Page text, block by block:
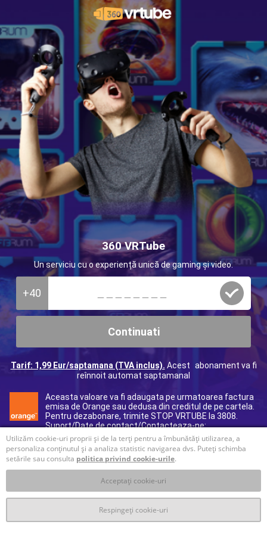
Utilizăm cookie-uri proprii și de la terți pentru a îmbunătăți utilizarea, a
personaliza conținutul și a analiza statistic navigarea dvs. Puteți schimba
setările sau consulta politica privind cookie-urile.
Acceptați cookie-uri
Respingeți cookie-uri
360 VRTube
Un serviciu cu o experiență unică de gaming și video.
+40
Continuati
Tarif: 1,99 Eur/saptamana (TVA inclus). Acest abonament va fi
reînnoit automat saptamanal
Aceasta valoare va fi adaugata pe urmatoarea factura
emisa de Orange sau dedusa din creditul de pe cartela.
Pentru dezabonare, trimite STOP VRTUBE la 3808.
Suport/Date de contact/Contacteaza-ne:
40312295017 (tarif normal), e-mail: ro@helpdcb.com
T&C Prelucrare datelor personale